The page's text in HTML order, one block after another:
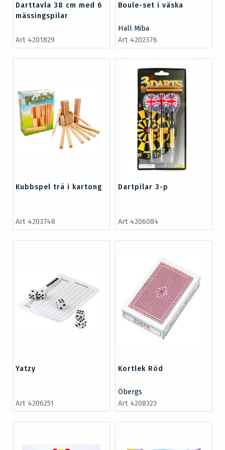
Darttavla 38 cm med 6
mässingspilar
Art 4201829
Boule-set i väska
Hall Miba
Art 4202376
Kubbspel trä i kartong
Art 4203748
Dartpilar 3-p
Art 4206084
Yatzy
Art 4206251
Kortlek Röd
Öbergs
Art 4208323